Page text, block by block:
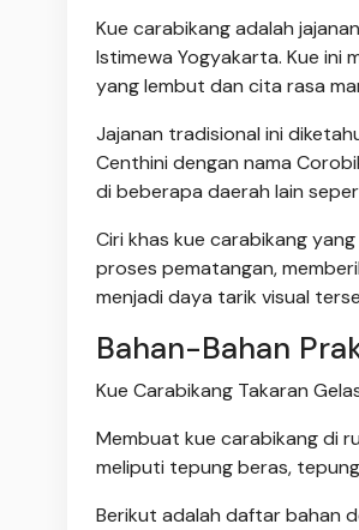
Kue carabikang adalah
Istimewa Yogyakarta. Kue ini
yang lembut dan cita rasa
Jajanan tradisional ini
Centhini dengan nama
di beberapa daerah lain
Ciri khas kue carabikang
proses pematangan,
menjadi daya tarik visual
Bahan-Bahan
Kue Carabikang Takaran
Membuat kue carabikang di
meliputi tepung beras,
Berikut adalah daftar bahan